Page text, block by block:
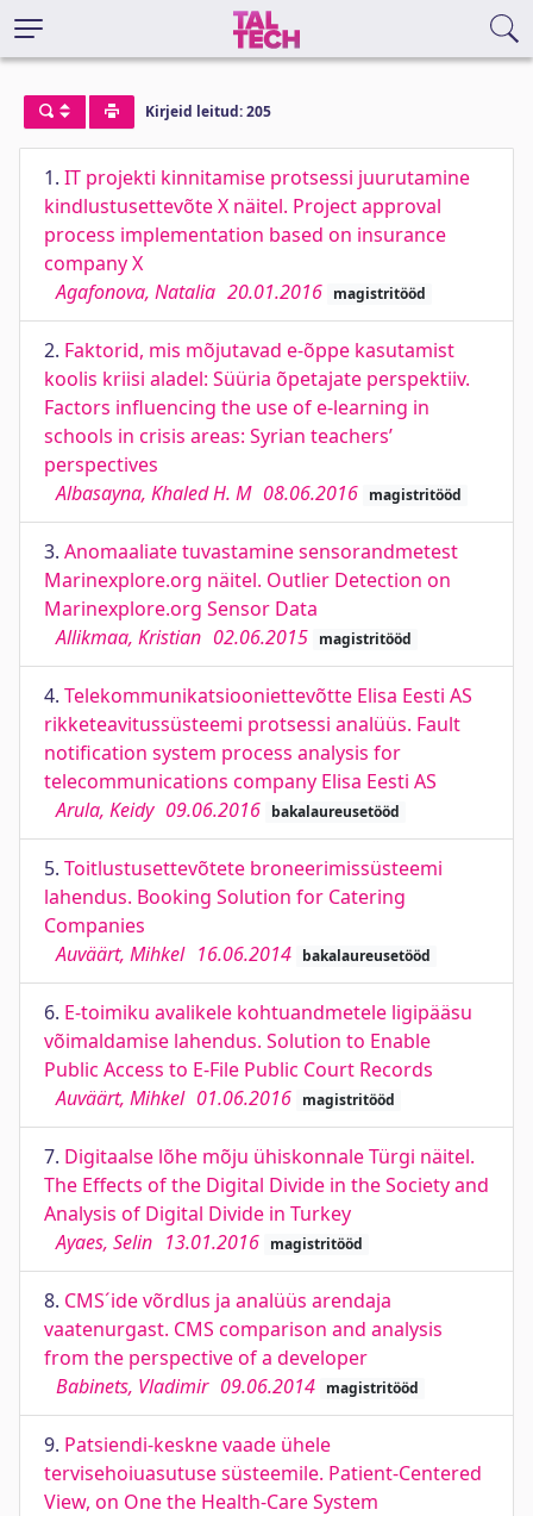
Kirjeid leitud: 205
1. IT projekti kinnitamise protsessi juurutamine
kindlustusettevõte X näitel. Project approval
process implementation based on insurance
company X
Agafonova, Natalia 20.01.2016 magistritööd
2. Faktorid, mis mõjutavad e-õppe kasutamist
koolis kriisi aladel: Süüria õpetajate perspektiiv.
Factors influencing the use of e-learning in
schools in crisis areas: Syrian teachers’
perspectives
Albasayna, Khaled H. M 08.06.2016 magistritööd
3. Anomaaliate tuvastamine sensorandmetest
Marinexplore.org näitel. Outlier Detection on
Marinexplore.org Sensor Data
Allikmaa, Kristian 02.06.2015 magistritööd
4. Telekommunikatsiooniettevõtte Elisa Eesti AS
rikketeavitussüsteemi protsessi analüüs. Fault
notification system process analysis for
telecommunications company Elisa Eesti AS
Arula, Keidy 09.06.2016 bakalaureusetööd
5. Toitlustusettevõtete broneerimissüsteemi
lahendus. Booking Solution for Catering
Companies
Auväärt, Mihkel 16.06.2014 bakalaureusetööd
6. E-toimiku avalikele kohtuandmetele ligipääsu
võimaldamise lahendus. Solution to Enable
Public Access to E-File Public Court Records
Auväärt, Mihkel 01.06.2016 magistritööd
7. Digitaalse lõhe mõju ühiskonnale Türgi näitel.
The Effects of the Digital Divide in the Society and
Analysis of Digital Divide in Turkey
Ayaes, Selin 13.01.2016 magistritööd
8. CMS´ide võrdlus ja analüüs arendaja
vaatenurgast. CMS comparison and analysis
from the perspective of a developer
Babinets, Vladimir 09.06.2014 magistritööd
9. Patsiendi-keskne vaade ühele
tervisehoiuasutuse süsteemile. Patient-Centered
View, on One the Health-Care System